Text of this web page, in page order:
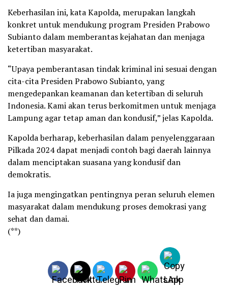
Keberhasilan ini, kata Kapolda, merupakan langkah
konkret untuk mendukung program Presiden Prabowo
Subianto dalam memberantas kejahatan dan menjaga
ketertiban masyarakat.
“Upaya pemberantasan tindak kriminal ini sesuai dengan
cita-cita Presiden Prabowo Subianto, yang
mengedepankan keamanan dan ketertiban di seluruh
Indonesia. Kami akan terus berkomitmen untuk menjaga
Lampung agar tetap aman dan kondusif,” jelas Kapolda.
Kapolda berharap, keberhasilan dalam penyelenggaraan
Pilkada 2024 dapat menjadi contoh bagi daerah lainnya
dalam menciptakan suasana yang kondusif dan
demokratis.
Ia juga mengingatkan pentingnya peran seluruh elemen
masyarakat dalam mendukung proses demokrasi yang
sehat dan damai.
(**)